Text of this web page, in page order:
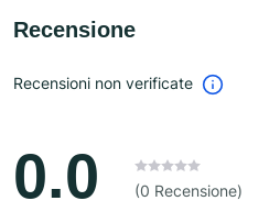
Recensione
Recensioni non verificate
0.0 (0 Recensione)